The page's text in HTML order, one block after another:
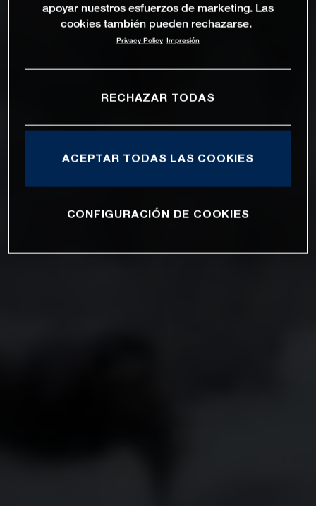
apoyar nuestros esfuerzos de marketing. Las
cookies también pueden rechazarse.
Privacy Policy Impresión
RECHAZAR TODAS
ACEPTAR TODAS LAS COOKIES
CONFIGURACIÓN DE COOKIES